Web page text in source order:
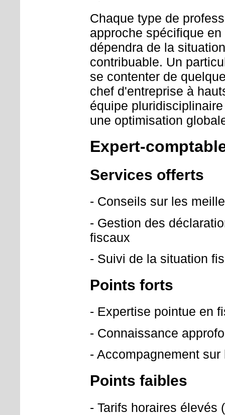
Chaque type de
approche spécifique
dépendra de la
contribuable. Un
se contenter de
chef d'entreprise à
équipe
une optimisation
Expert-
Services offerts
- Conseils sur les
- Gestion des
fiscaux
- Suivi de la situation
Points forts
- Expertise pointue en
- Connaissance
- Accompagnement
Points faibles
- Tarifs horaires élevés